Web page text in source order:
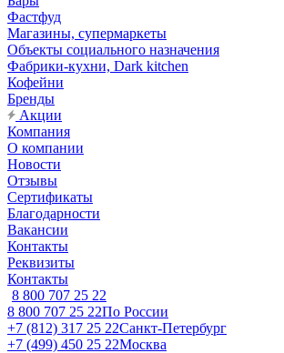
Фастфуд
Магазины, супермаркеты
Объекты социального назначения
Фабрики-кухни, Dark kitchen
Кофейни
Бренды
Акции
Компания
О компании
Новости
Отзывы
Сертификаты
Благодарности
Вакансии
Контакты
Реквизиты
Контакты
8 800 707 25 22
8 800 707 25 22По России
+7 (812) 317 25 22Санкт-Петербург
+7 (499) 450 25 22Москва